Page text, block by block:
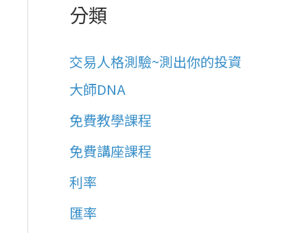
鍵
字
:
分類
交易人格測驗~測出你的投資
大師DNA
免費教學課程
免費講座課程
利率
匯率